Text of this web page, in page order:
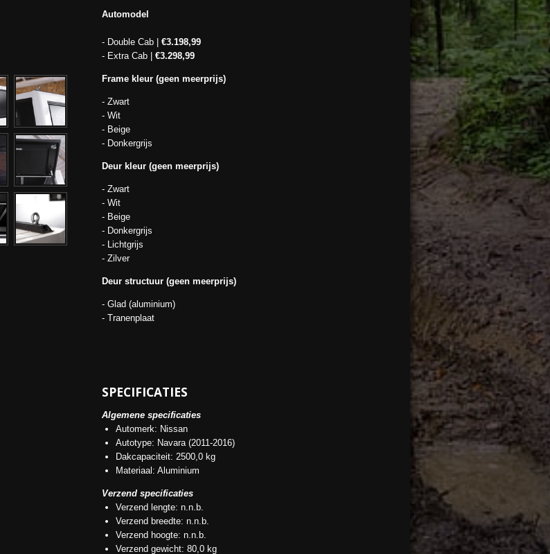
Automodel
- Double Cab | €3.198,99
- Extra Cab | €3.298,99
Frame kleur (geen meerprijs)
- Zwart
- Wit
- Beige
- Donkergrijs
Deur kleur (geen meerprijs)
- Zwart
- Wit
- Beige
- Donkergrijs
- Lichtgrijs
- Zilver
Deur structuur (geen meerprijs)
- Glad (aluminium)
- Tranenplaat
SPECIFICATIES
Algemene specificaties
Automerk: Nissan
Autotype: Navara (2011-2016)
Dakcapaciteit: 2500,0 kg
Materiaal: Aluminium
Verzend specificaties
Verzend lengte: n.n.b.
Verzend breedte: n.n.b.
Verzend hoogte: n.n.b.
Verzend gewicht: 80,0 kg